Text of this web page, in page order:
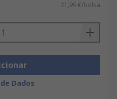
21,95 €/bolsa
Dados